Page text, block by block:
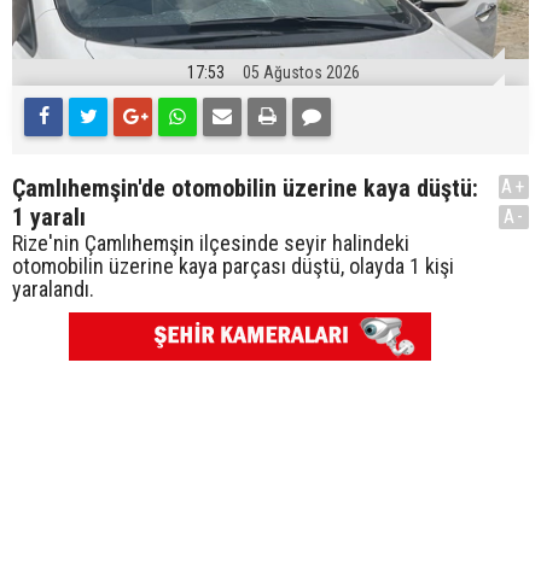
17:53 05 Ağustos 2026
Çamlıhemşin'de otomobilin üzerine kaya düştü:
1 yaralı
Rize'nin Çamlıhemşin ilçesinde seyir halindeki
otomobilin üzerine kaya parçası düştü, olayda 1 kişi
yaralandı.
A+
A-